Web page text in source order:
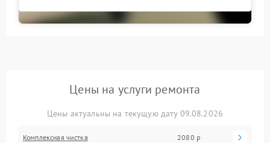
Цены на услуги ремонта
Цены актуальны на текущую дату 09.08.2026
Комплексная чистка 2080 р